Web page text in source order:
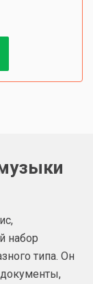
набор
типа. Он
документы,